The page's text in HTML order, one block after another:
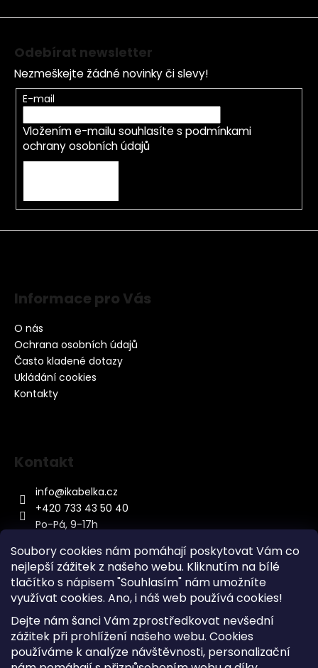
Soubory cookies nám pomáhají poskytovat Vám co
nejlepší zážitek z našeho webu. Kliknutím na bílé
tlačítko s nápisem "Souhlasím" nám umožníte
využívat cookies. Ano, i náš web používá cookies!
Dejte nám šanci Vám zprostředkovat nevšední
zážitek při prohlížení našeho webu. Cookies
používáme k analýze návštěvnosti, personalizační
Odebírat newsletter
Nezmeškejte žádné novinky či slevy!
E-mail
Vložením e-mailu souhlasíte s podmínkami
ochrany osobních údajů
Informace pro Vás
O nás
Ochrana osobních údajů
Často kladené dotazy
Ukládání cookies
Kontakty
Kontakt
info@ikabelka.cz
+420 733 43 50 40
Po-Pá, 9-17h
Kontakt
Sitemap
Doprava a Platba